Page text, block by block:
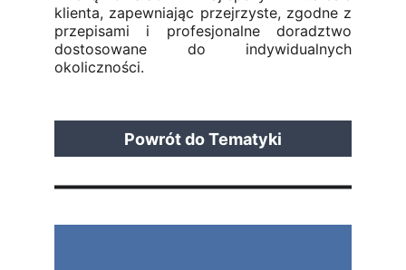
klienta, zapewniając przejrzyste, zgodne z
przepisami i profesjonalne doradztwo
dostosowane do indywidualnych
okoliczności.
Powrót do Tematyki